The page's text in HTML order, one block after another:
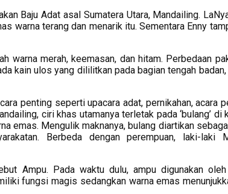
Baju Adat asal Sumatera Utara, Mandailing.
warna terang dan menarik itu. Sementara Enny
warna merah, keemasan, dan hitam. Perbedaan
kain ulos yang dililitkan pada bagian tengah badan,
penting seperti upacara adat, pernikahan, acara
ciri khas utamanya terletak pada ‘bulang’ di
emas. Mengulik maknanya, bulang diartikan
Berbeda dengan perempuan, laki-laki
Ampu. Pada waktu dulu, ampu digunakan
fungsi magis sedangkan warna emas